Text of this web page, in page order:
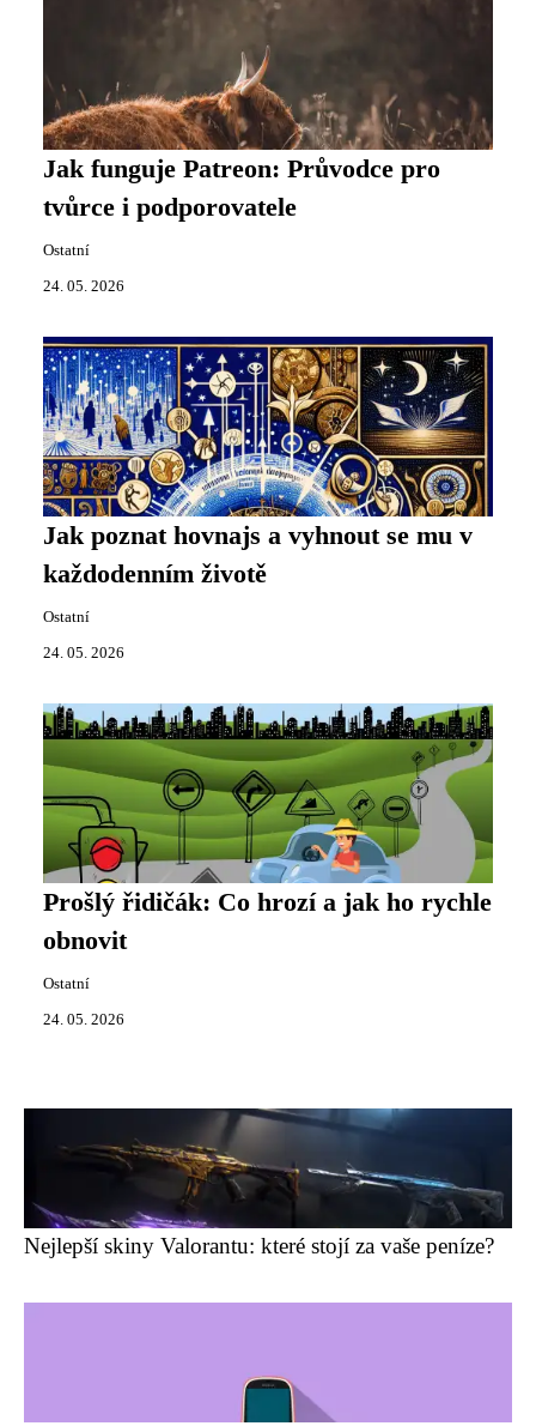
Jak funguje Patreon: Průvodce pro
tvůrce i podporovatele
Ostatní
24. 05. 2026
Jak poznat hovnajs a vyhnout se mu v
každodenním životě
Ostatní
24. 05. 2026
Prošlý řidičák: Co hrozí a jak ho rychle
obnovit
Ostatní
24. 05. 2026
Nejlepší skiny Valorantu: které stojí za vaše peníze?